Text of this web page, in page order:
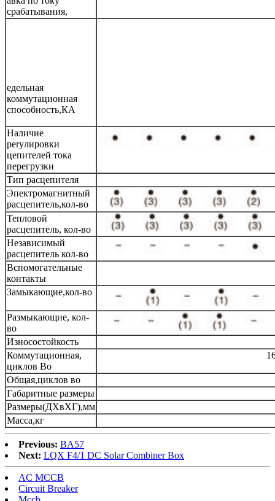
срабатывания,
едельная
коммутационная
способность,КА
Наличие
peryлировки
цепителей тока
перегрузки
Тип расцепителя
Эпектромагнитный
расцепитель,кол-во
Тепловой
расцепитель, кол-во
Независимый
расцепитель кол-во
Вспомогательные
контакты
Замыкающие,кол-во
Размыкающие, кол-
во
Износостойкость
Коммутационная,
циклов Во
Общая,циклов во
Габаритные размеры
Размеры(ДХвХГ),мм
Масса,кг
Previous: BA57
Next: LQX F4/1 DC Solar Combiner Box
AC MCCB
Circuit Breaker